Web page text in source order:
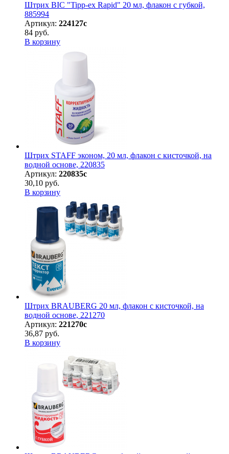
Штрих BIC "Tipp-ex Rapid" 20 мл, флакон с губкой,
885994
Артикул: 224127с
84 руб.
В корзину
Штрих STAFF эконом, 20 мл, флакон с кисточкой, на
водной основе, 220835
Артикул: 220835с
30,10 руб.
В корзину
Штрих BRAUBERG 20 мл, флакон с кисточкой, на
водной основе, 221270
Артикул: 221270с
36,87 руб.
В корзину